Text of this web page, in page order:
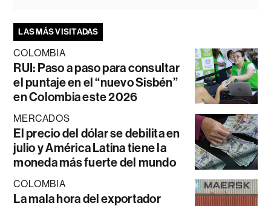
LAS MÁS VISITADAS
COLOMBIA
RUI: Paso a paso para consultar
el puntaje en el “nuevo Sisbén”
en Colombia este 2026
MERCADOS
El precio del dólar se debilita en
julio y América Latina tiene la
moneda más fuerte del mundo
COLOMBIA
La mala hora del exportador